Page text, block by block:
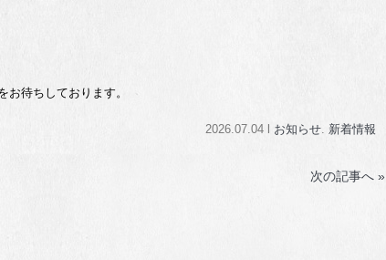
お待ちしております。
2026.07.04 l お知らせ. 新着情報
次の記事へ »